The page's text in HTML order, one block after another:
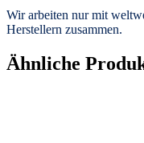
Wir arbeiten nur mit
Herstellern zusammen.
Ähnliche